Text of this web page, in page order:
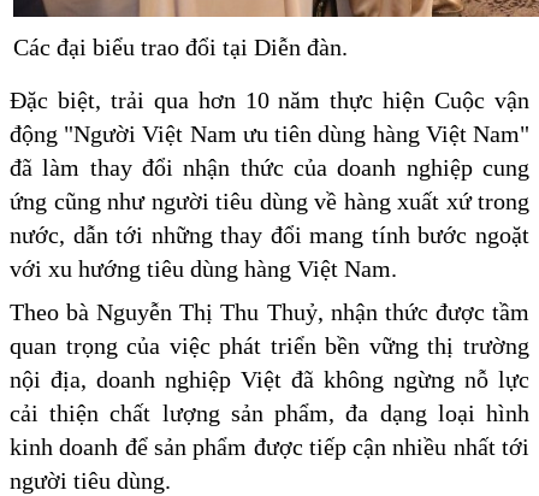
Các đại biểu trao đổi tại Diễn đàn.
Đặc biệt, trải qua hơn 10 năm thực hiện Cuộc vận
động "Người Việt Nam ưu tiên dùng hàng Việt Nam"
đã làm thay đổi nhận thức của doanh nghiệp cung
ứng cũng như người tiêu dùng về hàng xuất xứ trong
nước, dẫn tới những thay đổi mang tính bước ngoặt
với xu hướng tiêu dùng hàng Việt Nam.
Theo bà Nguyễn Thị Thu Thuỷ, nhận thức được tầm
quan trọng của việc phát triển bền vững thị trường
nội địa, doanh nghiệp Việt đã không ngừng nỗ lực
cải thiện chất lượng sản phẩm, đa dạng loại hình
kinh doanh để sản phẩm được tiếp cận nhiều nhất tới
người tiêu dùng.